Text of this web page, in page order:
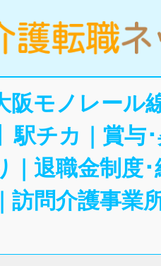
阪モノレール
駅チカ｜賞与
｜退職金制度
訪問介護事業